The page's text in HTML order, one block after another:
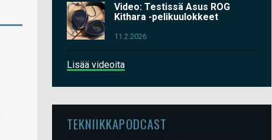
Video: Testissä Asus ROG
Kithara -pelikuulokkeet
11.2.2026
Lisää videoita
TEKNIIKKAPODCAST